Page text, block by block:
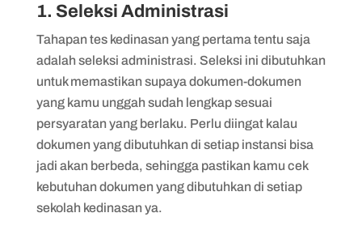
1. Seleksi Administrasi
Tahapan tes kedinasan yang pertama tentu saja
adalah seleksi administrasi. Seleksi ini dibutuhkan
untuk memastikan supaya dokumen-dokumen
yang kamu unggah sudah lengkap sesuai
persyaratan yang berlaku. Perlu diingat kalau
dokumen yang dibutuhkan di setiap instansi bisa
jadi akan berbeda, sehingga pastikan kamu cek
kebutuhan dokumen yang dibutuhkan di setiap
sekolah kedinasan ya.